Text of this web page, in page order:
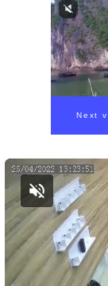
Bật tiếng